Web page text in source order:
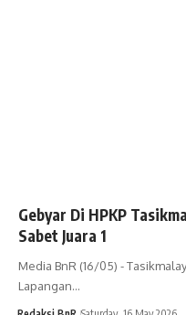
Gebyar Di HPKP
Sabet Juara 1
Media BnR (16/05) -
Lapangan…